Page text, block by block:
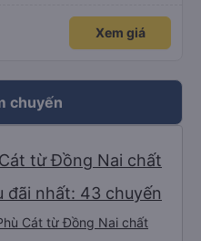
Xem giá
chuyến
từ Đồng Nai chất
đãi nhất: 43 chuyến
Cát từ Đồng Nai chất